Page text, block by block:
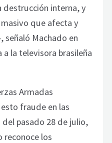
destrucción interna, y
que afecta y
señaló Machado en
la televisora brasileña
Armadas
fraude en las
del pasado 28 de julio,
reconoce los